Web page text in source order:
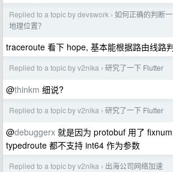
Replied to a topic by devswork › 如何正确的判断
地理位置？
traceroute 看下 hope, 基本能根据路由线路
Replied to a topic by v2nika › 研究了一下 Flutter
@thinkm 细说?
Replied to a topic by v2nika › 研究了一下 Flutter
@debuggerx 就是因为 protobuf 用了
typedroute 都不支持 int64 作为参数
Replied to a topic by v2nika › 出海公司网络加速